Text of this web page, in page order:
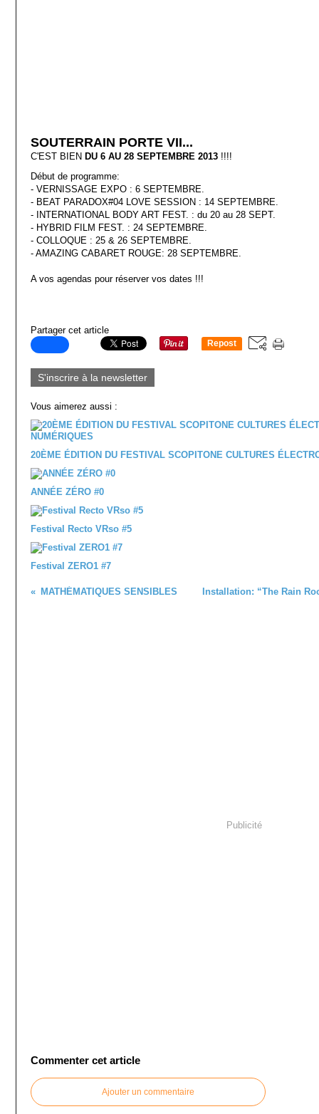
SOUTERRAIN PORTE VII...
C'EST BIEN DU 6 AU 28 SEPTEMBRE 2013 !!!!
Début de programme:
- VERNISSAGE EXPO : 6 SEPTEMBRE.
- BEAT PARADOX#04 LOVE SESSION : 14 SEPTEMBRE.
- INTERNATIONAL BODY ART FEST. : du 20 au 28 SEPT.
- HYBRID FILM FEST. : 24 SEPTEMBRE.
- COLLOQUE : 25 & 26 SEPTEMBRE.
- AMAZING CABARET ROUGE: 28 SEPTEMBRE.
A vos agendas pour réserver vos dates !!!
Partager cet article
Repost
S'inscrire à la newsletter
Vous aimerez aussi :
20ÈME ÉDITION DU FESTIVAL SCOPITONE CULTURES
ANNÉE ZÉRO #0
Festival Recto VRso #5
Festival ZERO1 #7
MATHÉMATIQUES SENSIBLES Installation: “The Rain
Publicité
Commenter cet article
Ajouter un commentaire